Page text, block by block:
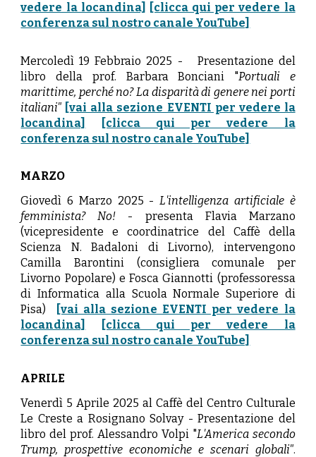
vedere la locandina]
[clicca qui per vedere la
conferenza sul nostro canale YouTube]
Mercoledì 19 Febbraio 2025 -
Presentazione del
libro della prof. Barbara Bonciani "Portuali e
marittime, perché no? La disparità di genere nei porti
italiani" [vai alla sezione EVENTI per vedere la
locandina]
[clicca qui per vedere la
conferenza sul nostro canale YouTube]
MARZO
Giovedì 6 Marzo 2025 -L'intelligenza artificiale è
femminista? No! - presentaFlavia Marzano
(vicepresidente e coordinatrice del Caffè della
Scienza N. Badaloni di Livorno), intervengono
Camilla Barontini (consigliera comunale per
Livorno Popolare) e Fosca Giannotti (professoressa
di Informatica alla Scuola Normale Superiore di
Pisa)
[vai alla sezione EVENTI per vedere la
locandina]
[clicca qui per vedere la
conferenza sul nostro canale YouTube]
APRILE
Venerdì 5 Aprile 2025 al Caffè del Centro Culturale
Le Creste a Rosignano Solvay - Presentazione del
libro del prof. Alessandro Volpi "L'America secondo
Trump, prospettive economiche e scenari globali".